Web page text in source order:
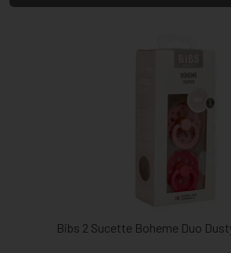
Bibs 2 Sucette Boheme Duo